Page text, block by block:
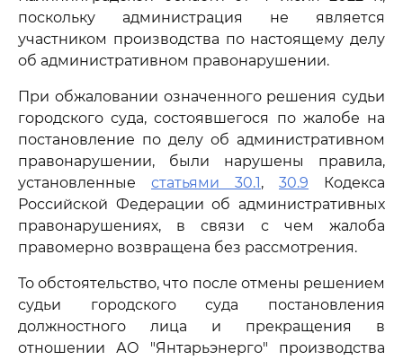
поскольку администрация не является
участником производства по настоящему делу
об административном правонарушении.
При обжаловании означенного решения судьи
городского суда, состоявшегося по жалобе на
постановление по делу об административном
правонарушении, были нарушены правила,
установленные статьями 30.1, 30.9 Кодекса
Российской Федерации об административных
правонарушениях, в связи с чем жалоба
правомерно возвращена без рассмотрения.
То обстоятельство, что после отмены решением
судьи городского суда постановления
должностного лица и прекращения в
отношении АО "Янтарьэнерго" производства